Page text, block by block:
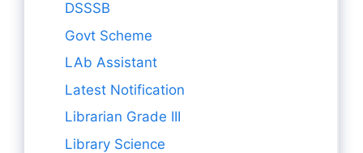
DSSSB
Govt Scheme
LAb Assistant
Latest Notification
Librarian Grade III
Library Science